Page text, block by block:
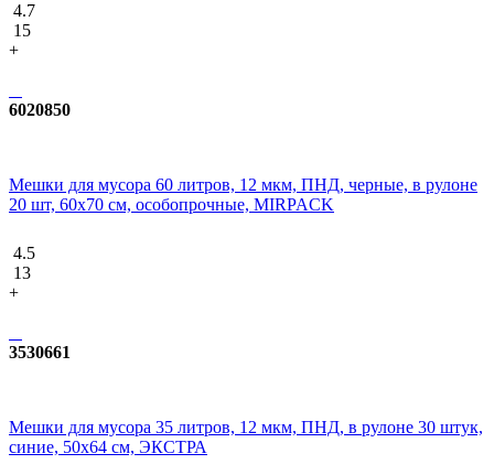
4.7
15
+
6020850
Мешки для мусора 60 литров, 12 мкм, ПНД, черные, в рулоне
20 шт, 60х70 см, особопрочные, MIRPACK
4.5
13
+
3530661
Мешки для мусора 35 литров, 12 мкм, ПНД, в рулоне 30 штук,
синие, 50х64 см, ЭКСТРА